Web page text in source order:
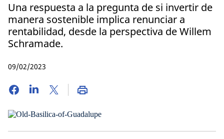
Una respuesta a la pregunta de si invertir de
manera sostenible implica renunciar a
rentabilidad, desde la perspectiva de Willem
Schramade.
09/02/2023